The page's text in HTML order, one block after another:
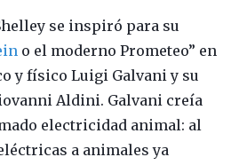
se inspiró para su
o el moderno Prometeo” en
y físico Luigi Galvani y su
Aldini. Galvani creía
electricidad animal: al
a animales ya